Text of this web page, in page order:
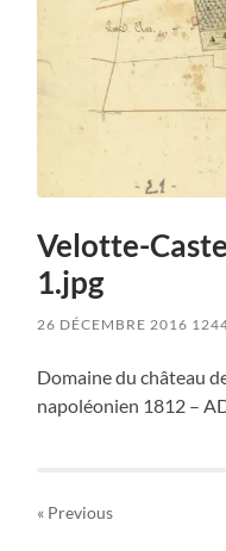
Velotte-
1.jpg
26 DÉCEMBRE 2016
Domaine du château
napoléonien 1812 –
« Previous